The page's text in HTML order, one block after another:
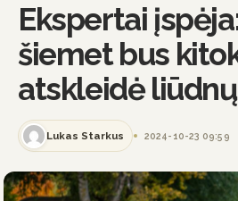
Ekspertai
šiemet bus
atskleidė
Lukas Starkus 2024-10-23 09:59